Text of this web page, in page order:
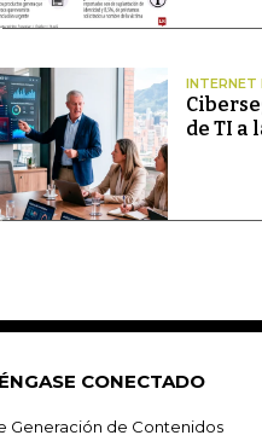
INTERNET
de TI a
CONECTADO
Generación de Contenidos